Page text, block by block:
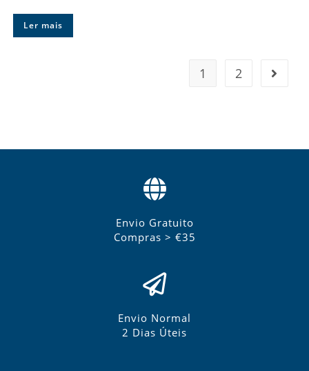
Ler mais
1 2
Envio Gratuito
Compras > €35
Envio Normal
2 Dias Úteis